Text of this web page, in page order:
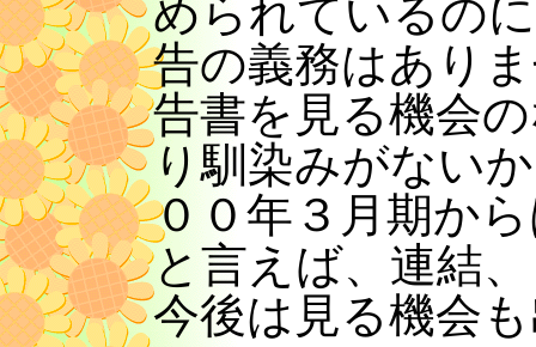
められているの
告の義務はあり
告書を見る機会
り馴染みがない
００年３月期か
と言えば、連結
今後は見る機会